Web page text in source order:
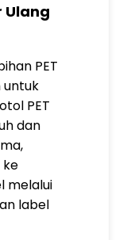
Ulang
PET
untuk
PET
dan
ke
melalui
label